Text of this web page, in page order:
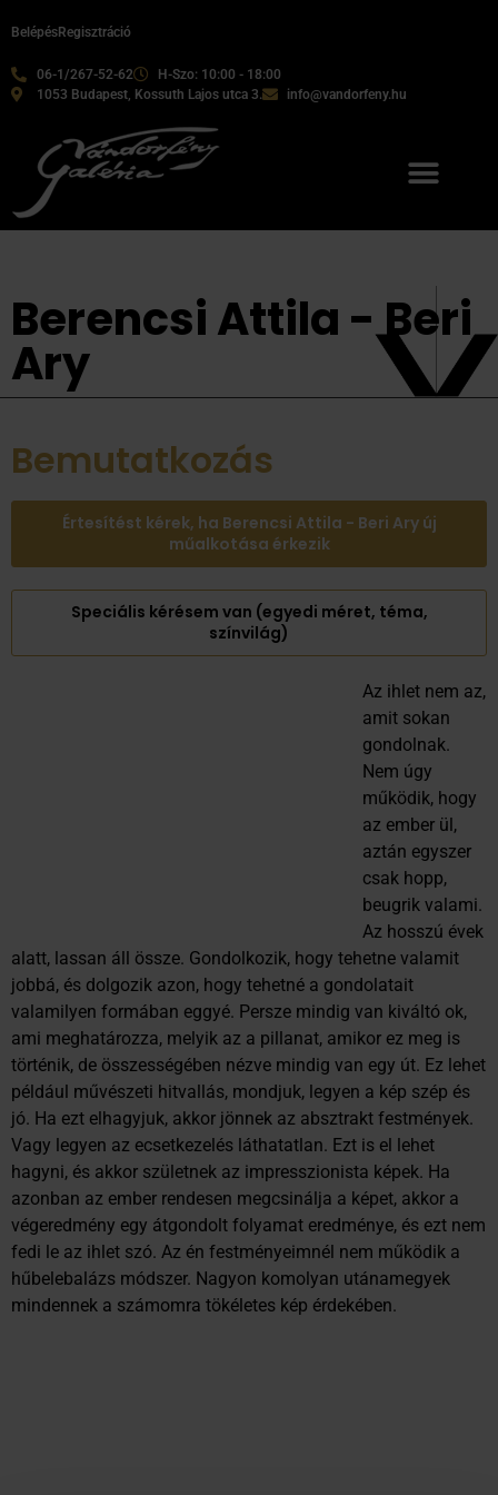
06-1/267-52-62
H-Szo: 10:00 - 18:00
1053 Budapest, Kossuth Lajos utca 3.
info@vandorfeny.hu
BelépésRegisztráció
Berencsi Attila - Beri
Ary
Bemutatkozás
Értesítést kérek, ha Berencsi Attila - Beri Ary új
műalkotása érkezik
Speciális kérésem van (egyedi méret, téma,
színvilág)
Az ihlet nem az,
amit sokan
gondolnak.
Nem úgy
működik, hogy
az ember ül,
aztán egyszer
csak hopp,
beugrik valami.
Az hosszú évek
alatt, lassan áll össze. Gondolkozik, hogy tehetne valamit
jobbá, és dolgozik azon, hogy tehetné a gondolatait
valamilyen formában eggyé. Persze mindig van kiváltó ok,
ami meghatározza, melyik az a pillanat, amikor ez meg is
történik, de összességében nézve mindig van egy út. Ez lehet
például művészeti hitvallás, mondjuk, legyen a kép szép és
jó. Ha ezt elhagyjuk, akkor jönnek az absztrakt festmények.
Vagy legyen az ecsetkezelés láthatatlan. Ezt is el lehet
hagyni, és akkor születnek az impresszionista képek. Ha
azonban az ember rendesen megcsinálja a képet, akkor a
végeredmény egy átgondolt folyamat eredménye, és ezt nem
fedi le az ihlet szó. Az én festményeimnél nem működik a
hűbelebalázs módszer. Nagyon komolyan utánamegyek
mindennek a számomra tökéletes kép érdekében.